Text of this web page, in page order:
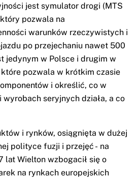
jest symulator drogi (MTS
pozwala na
warunków rzeczywistych i
po przejechaniu nawet 500
jedynym w Polsce i drugim w
pozwala w krótkim czasie
i określić, co w
seryjnych działa, a co
i rynków, osiągnięta w dużej
polityce fuzji i przejęć - na
lat Wielton wzbogacił się o
na rynkach europejskich